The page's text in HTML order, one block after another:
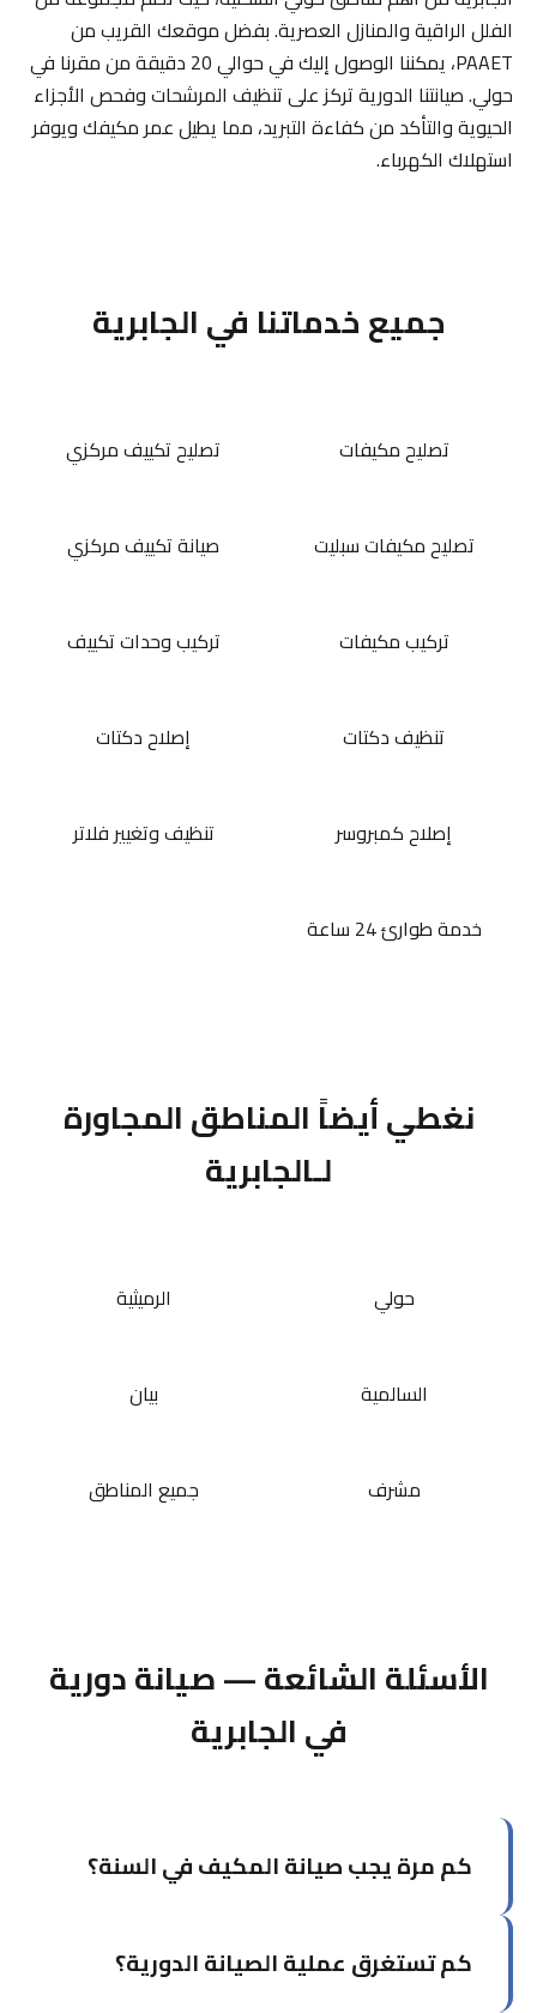
الفلل الراقية والمنازل العصرية. بفضل موقعك القريب من
PAAET، يمكننا الوصول إليك في حوالي 20 دقيقة من مقرنا في
حولي. صيانتنا الدورية تركز على تنظيف المرشحات وفحص الأجزاء
الحيوية والتأكد من كفاءة التبريد، مما يطيل عمر مكيفك ويوفر
استهلاك الكهرباء.
جميع خدماتنا في الجابرية
تصليح مكيفات تصليح تكييف مركزي
تصليح مكيفات سبليت صيانة تكييف مركزي
تركيب مكيفات تركيب وحدات تكييف
تنظيف دكتات إصلاح دكتات
إصلاح كمبروسر تنظيف وتغيير فلاتر
خدمة طوارئ 24 ساعة
نغطي أيضاً المناطق المجاورة
لـالجابرية
حولي الرميثية
السالمية بيان
مشرف جميع المناطق
الأسئلة الشائعة — صيانة دورية
في الجابرية
كم مرة يجب صيانة المكيف في السنة؟
موسم الصيف (أبريل-مايو) ومرة في فصل الخريف.
كم تستغرق عملية الصيانة الدورية؟